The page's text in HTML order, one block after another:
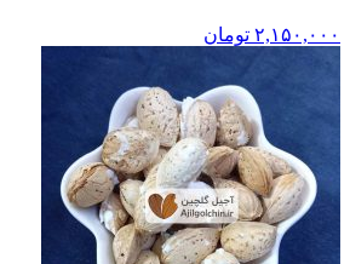
۲,۱۵۰,۰۰۰ تومان